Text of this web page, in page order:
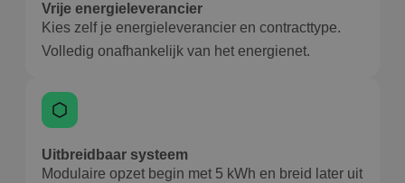
Vrije energieleverancier
Kies zelf je energieleverancier en contracttype.
Volledig onafhankelijk van het energienet.
Uitbreidbaar systeem
Modulaire opzet begin met 5 kWh en breid later uit